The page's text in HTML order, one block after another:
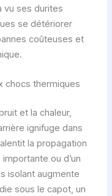
vu ses durites
se détériorer
coûteuses et
chocs thermiques
et la chaleur,
ignifuge dans
la propagation
ou d’un
isolant augmente
sous le capot, un